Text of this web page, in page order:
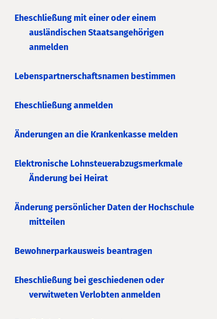
Eheschließung mit einer oder einem
ausländischen Staatsangehörigen
anmelden
Lebenspartnerschaftsnamen bestimmen
Eheschließung anmelden
Änderungen an die Krankenkasse melden
Elektronische Lohnsteuerabzugsmerkmale
Änderung bei Heirat
Änderung persönlicher Daten der Hochschule
mitteilen
Bewohnerparkausweis beantragen
Eheschließung bei geschiedenen oder
verwitweten Verlobten anmelden